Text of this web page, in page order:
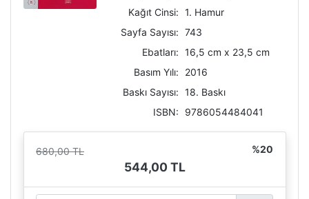
Kağıt Cinsi: 1. Hamur
Sayfa Sayısı: 743
Ebatları: 16,5 cm x 23,5 cm
Basım Yılı:
2016
Baskı Sayısı: 18. Baskı
ISBN:
9786054484041
680,00 TL %20
544,00 TL